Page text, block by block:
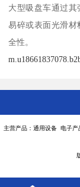
大型吸盘车通过其
易碎或表面光滑
全性。
主营产品：通用设备 电子